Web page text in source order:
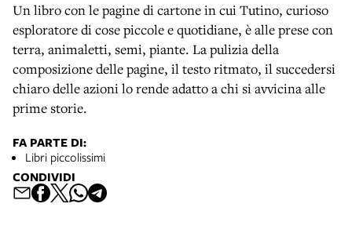
Un libro con le pagine di cartone in cui Tutino, curioso
esploratore di cose piccole e quotidiane, è alle prese con
terra, animaletti, semi, piante. La pulizia della
composizione delle pagine, il testo ritmato, il succedersi
chiaro delle azioni lo rende adatto a chi si avvicina alle
prime storie.
FA PARTE DI:
Libri piccolissimi
CONDIVIDI